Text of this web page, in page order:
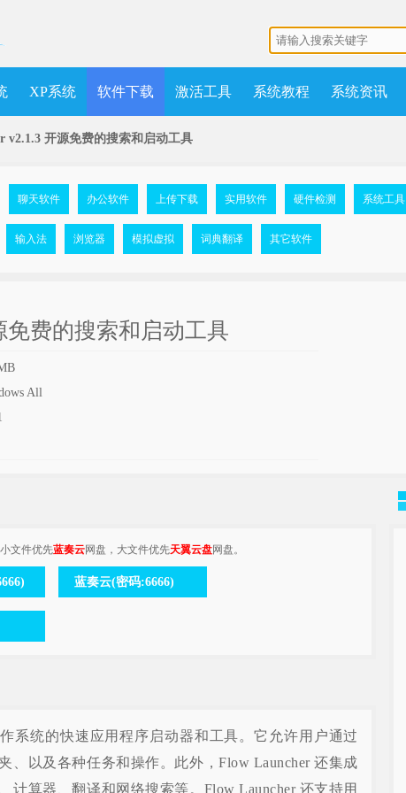
XP系统 软件下载 激活工具 系统教程 系统资讯
v2.1.3 开源免费的搜索和启动工具
聊天软件 办公软件 上传下载 实用软件 硬件检测 系统工具
输入法 浏览器 模拟虚拟 词典翻译 其它软件
免费的搜索和启动工具
All
文件优先蓝奏云网盘，大文件优先天翼云盘网盘。
蓝奏云(密码:6666)
系统的快速应用程序启动器和工具。它允许用户通过
、以及各种任务和操作。此外，Flow Launcher 还集成
计算器、翻译和网络搜索等。Flow Launcher 还支持用